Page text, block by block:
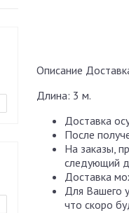
Описание
Длина: 3 м.
Доставка
После
На заказы,
следующий
Доставка
Для Вашего
что скоро